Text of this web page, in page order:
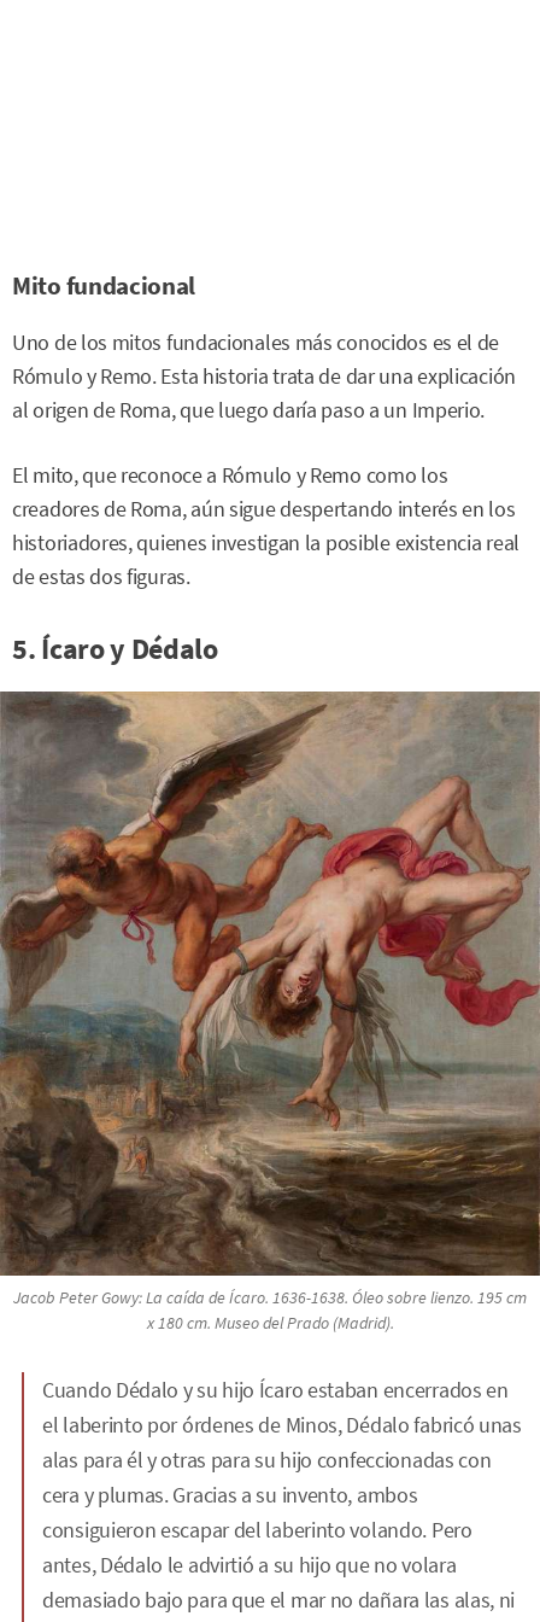
Mito fundacional
Uno de los mitos fundacionales más conocidos es el de
Rómulo y Remo. Esta historia trata de dar una explicación
al origen de Roma, que luego daría paso a un Imperio.
El mito, que reconoce a Rómulo y Remo como los
creadores de Roma, aún sigue despertando interés en los
historiadores, quienes investigan la posible existencia real
de estas dos figuras.
5. Ícaro y Dédalo
Jacob Peter Gowy:La caída de Ícaro. 1636-1638. Óleo sobre lienzo. 195 cm
x 180 cm. Museo del Prado (Madrid).
Cuando Dédalo y su hijo Ícaro estaban encerrados en
el laberinto por órdenes de Minos, Dédalo fabricó unas
alas para él y otras para su hijo confeccionadas con
cera y plumas. Gracias a su invento, ambos
consiguieron escapar del laberinto volando. Pero
antes, Dédalo le advirtió a su hijo que no volara
demasiado bajo para que el mar no dañara las alas, ni